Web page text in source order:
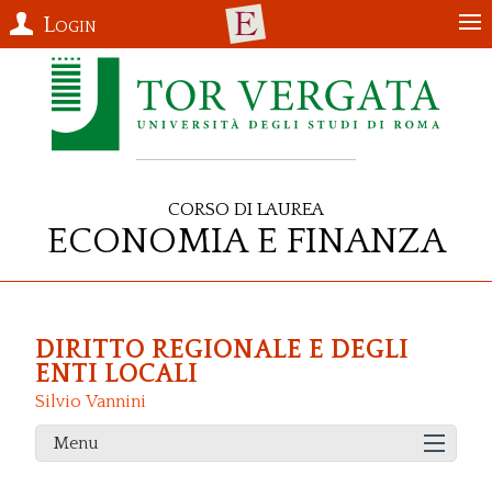
Login
Corso di Laurea
Economia e Finanza
DIRITTO REGIONALE E DEGLI
ENTI LOCALI
Silvio Vannini
Menu